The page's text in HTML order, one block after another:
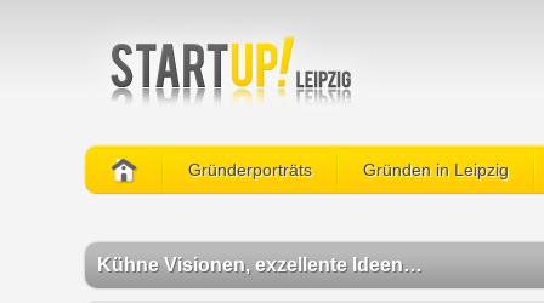
Gründerporträts Gründen in Leipzig
Kühne Visionen, exzellente Ideen…